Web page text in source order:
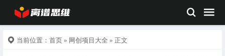
当前位置： 首页 » 网创项目大全 » 正文